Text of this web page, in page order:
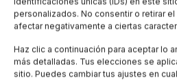
personalizados. No consentir o retirar
afectar negativamente a ciertas
Haz clic a continuación para aceptar lo
más detalladas. Tus elecciones se
sitio. Puedes cambiar tus ajustes en
Toscana
Lombardia